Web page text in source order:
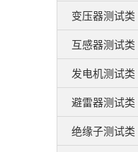
变压器测试类
互感器测试类
发电机测试类
避雷器测试类
绝缘子测试类